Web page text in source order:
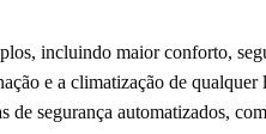
incluindo maior conforto,
e a climatização de
de segurança automatizados,